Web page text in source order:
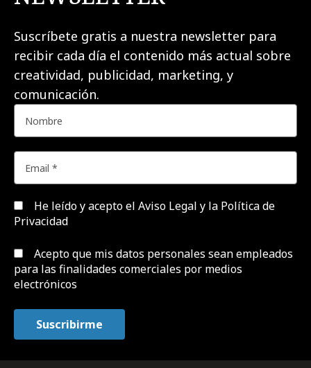
Suscríbete gratis a nuestra newsletter para
recibir cada día el contenido más actual sobre
creatividad, publicidad, marketing, y
comunicación.
He leído y acepto el Aviso Legal y la Política de
Privacidad
Acepto que mis datos personales sean empleados
para las finalidades comerciales por medios
electrónicos